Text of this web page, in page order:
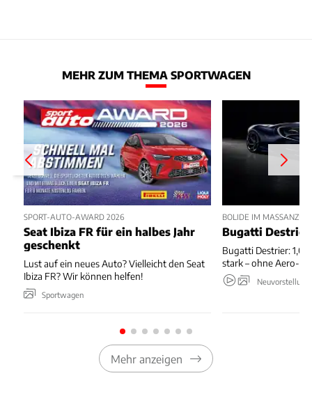
MEHR ZUM THEMA SPORTWAGEN
SPORT-AUTO-AWARD 2026
Seat Ibiza FR für ein halbes Jahr
geschenkt
Lust auf ein neues Auto? Vielleicht den Seat
Ibiza FR? Wir können helfen!
Sportwagen
BOLIDE IM MASSANZUG
Bugatti
Bugatti Destrier: 1,00
stark – ohne Aero-
Mehr anzeigen